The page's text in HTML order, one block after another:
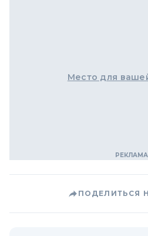
Место для
ПОДЕЛИТЬСЯ